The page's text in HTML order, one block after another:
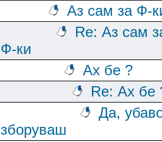
Аз сам за Ф-
Re: Аз сам
Ф-ки
Ах бе ?
Re: Ах бе
Да,
зборуваш